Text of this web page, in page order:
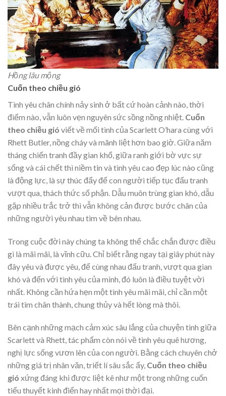
Hồng lâu mộng
Cuốn theo chiều gió
Tình yêu chân chính nảy sinh ở bất cứ hoàn cảnh nào, thời
điểm nào, vẫn luôn vẹn nguyên sức sồng nồng nhiệt. Cuốn
theo chiều gió viết về mối tình của Scarlett O’hara cùng với
Rhett Butler, nồng cháy và mãnh liệt hơn bao giờ. Giữa năm
tháng chiến tranh đầy gian khổ, giữa ranh giới bờ vực sự
sống và cái chết thì niềm tin và tình yêu cao đẹp lúc nào cũng
là động lực, là sự thúc đẩy để con người tiếp tục đấu tranh
vượt qua, thách thức số phận. Dẫu muôn trùng gian khó, dẫu
gặp nhiều trắc trở thì vẫn không cản được bước chân của
những người yêu nhau tìm về bên nhau.
Trong cuộc đời này chúng ta không thể chắc chắn được điều
gì là mãi mãi, là vĩnh cữu. Chỉ biết rằng ngay tại giây phút này
đây yêu và được yêu, để cùng nhau đấu tranh, vượt qua gian
khó và đến với tình yêu của mình, đó luôn là điều tuyệt vời
nhất. Không cần hứa hẹn một tình yêu mãi mãi, chỉ cần một
trái tim chân thành, chung thủy và hết lòng mà thôi.
Bên cạnh những mạch cảm xúc sâu lắng của chuyện tình giữa
Scarlett và Rhett, tác phẩm còn nói về tình yêu quê hương,
nghị lực sống vươn lên của con người. Bằng cách chuyên chở
những giá trị nhân văn, triết lí sâu sắc ấy, Cuốn theo chiều
gió xứng đáng khi được liệt kê như một trong những cuốn
tiểu thuyết kinh điển hay nhất mọi thời đại.